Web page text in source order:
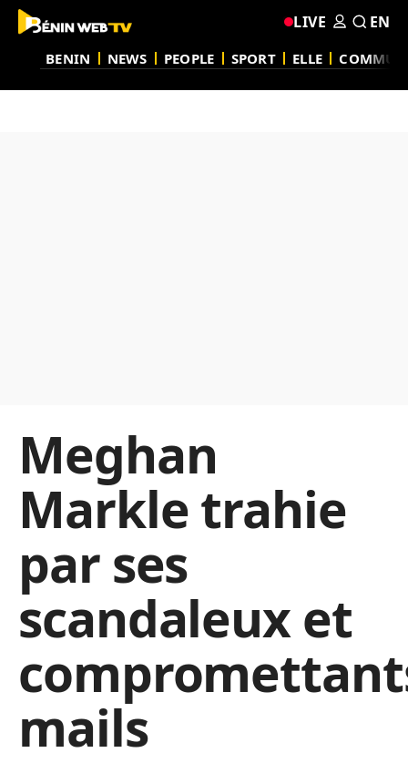
BENIN NEWS PEOPLE SPORT ELLE
LIVE EN
Meghan
Markle trahie
par ses
scandaleux et
mails